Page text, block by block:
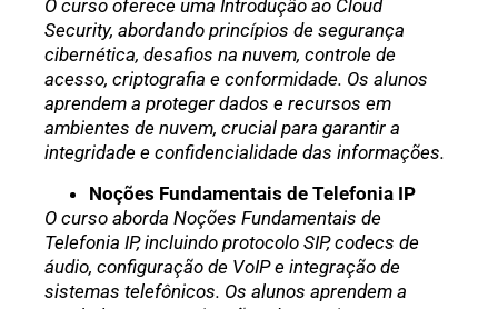
O curso oferece uma Introdução ao Cloud
Security, abordando princípios de segurança
cibernética, desafios na nuvem, controle de
acesso, criptografia e conformidade. Os alunos
aprendem a proteger dados e recursos em
ambientes de nuvem, crucial para garantir a
integridade e confidencialidade das informações.
Noções Fundamentais de Telefonia IP
O curso aborda Noções Fundamentais de
Telefonia IP, incluindo protocolo SIP, codecs de
áudio, configuração de VoIP e integração de
sistemas telefônicos. Os alunos aprendem a